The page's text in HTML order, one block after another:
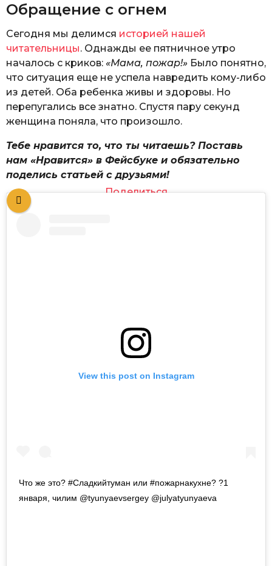
Обращение с огнем
Сегодня мы делимся историей нашей
читательницы. Однажды ее пятничное утро
началось с криков: «Мама, пожар!» Было понятно,
что ситуация еще не успела навредить кому-либо
из детей. Оба ребенка живы и здоровы. Но
перепугались все знатно. Спустя пару секунд
женщина поняла, что произошло.
Тебе нравится то, что ты читаешь? Поставь
нам «Нравится» в Фейсбуке и обязательно
поделись статьей с друзьями!
Поделиться
View this post on Instagram
Что же это? #Сладкийтуман или #пожарнакухне? ?1
января, чилим @tyunyaevsergey @julyatyunyaeva